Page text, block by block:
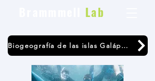
Lab
Biogeografía de las islas Galápagos